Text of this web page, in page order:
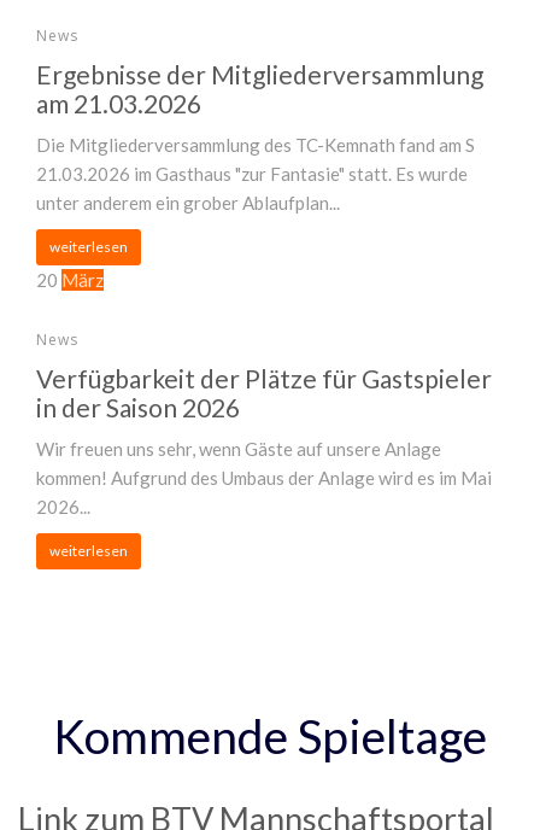
News
Ergebnisse der Mitgliederversammlung
am 21.03.2026
Die Mitgliederversammlung des TC-Kemnath fand am S
21.03.2026 im Gasthaus "zur Fantasie" statt. Es wurde
unter anderem ein grober Ablaufplan...
weiterlesen
20 März
News
Verfügbarkeit der Plätze für Gastspieler
in der Saison 2026
Wir freuen uns sehr, wenn Gäste auf unsere Anlage
kommen! Aufgrund des Umbaus der Anlage wird es im Mai
2026...
weiterlesen
Kommende Spieltage
Link zum BTV Mannschaftsportal